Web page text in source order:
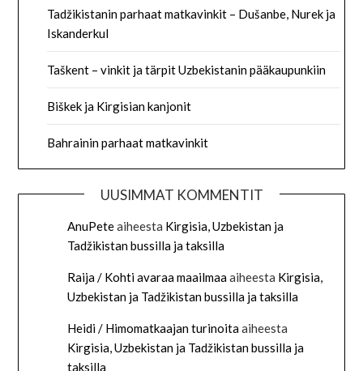
Tadžikistanin parhaat matkavinkit – Dušanbe, Nurek ja
Iskanderkul
Taškent – vinkit ja tärpit Uzbekistanin pääkaupunkiin
Biškek ja Kirgisian kanjonit
Bahrainin parhaat matkavinkit
UUSIMMAT KOMMENTIT
AnuPeteaiheesta Kirgisia, Uzbekistan ja
Tadžikistan bussilla ja taksilla
Raija / Kohti avaraa maailmaaaiheesta Kirgisia,
Uzbekistan ja Tadžikistan bussilla ja taksilla
Heidi / Himomatkaajan turinoitaaiheesta
Kirgisia, Uzbekistan ja Tadžikistan bussilla ja
taksilla